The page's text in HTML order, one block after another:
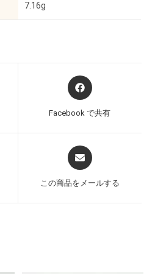
7.16g
Facebook で共有
この商品をメールする